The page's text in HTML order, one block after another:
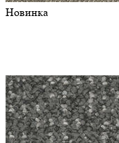
Новинка